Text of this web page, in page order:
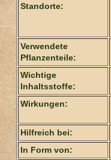
Standorte:
Verwendete
Pflanzenteile:
Wichtige
Inhaltsstoffe:
Wirkungen:
Hilfreich bei:
In Form von: